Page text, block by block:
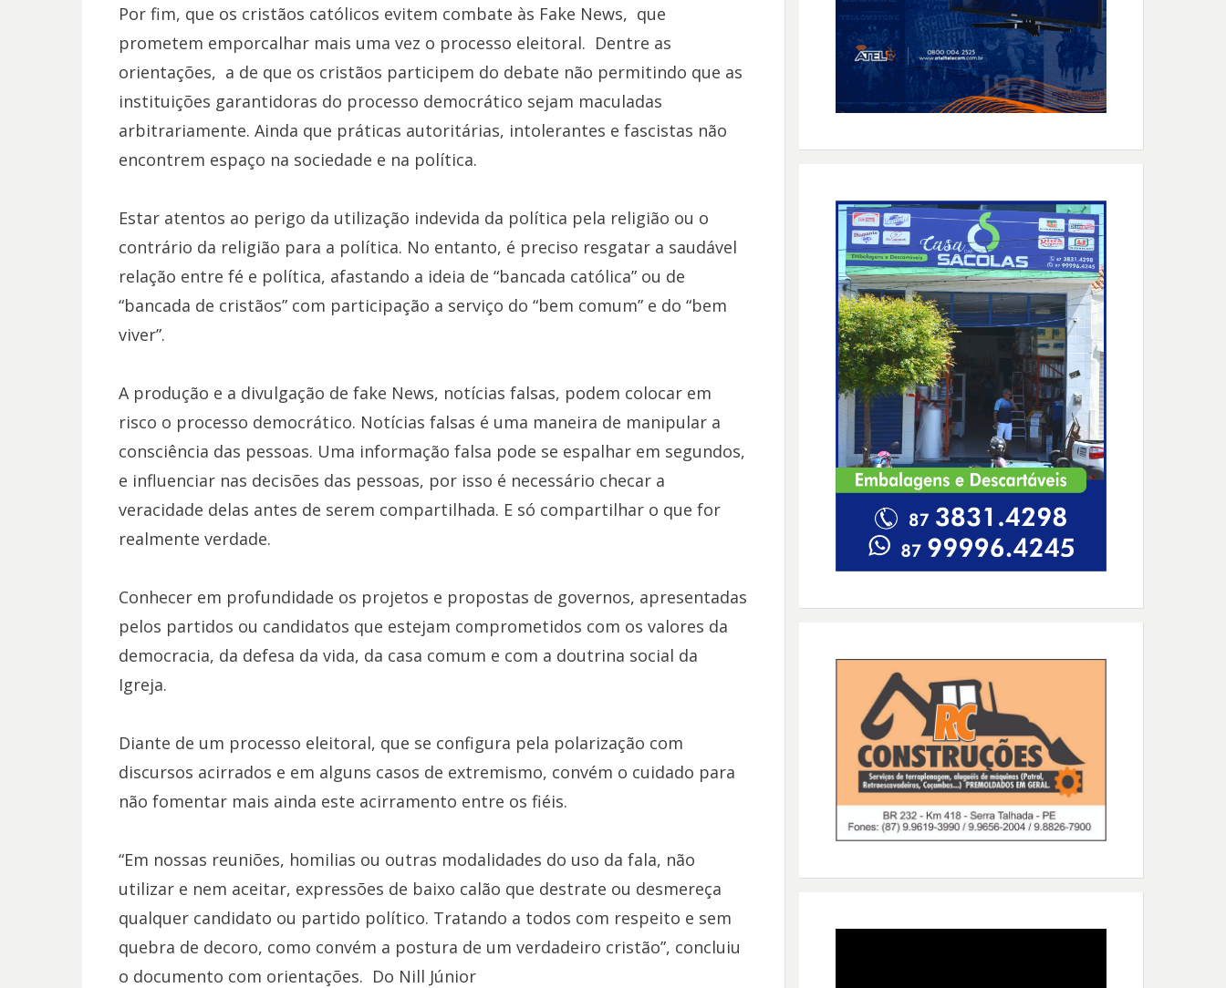
Por fim, que os cristãos católicos evitem combate às Fake News, que
prometem emporcalhar mais uma vez o processo eleitoral. Dentre as
orientações, a de que os cristãos participem do debate não permitindo que as
instituições garantidoras do processo democrático sejam maculadas
arbitrariamente. Ainda que práticas autoritárias, intolerantes e fascistas não
encontrem espaço na sociedade e na política.
Estar atentos ao perigo da utilização indevida da política pela religião ou o
contrário da religião para a política. No entanto, é preciso resgatar a saudável
relação entre fé e política, afastando a ideia de “bancada católica” ou de
“bancada de cristãos” com participação a serviço do “bem comum” e do “bem
viver”.
A produção e a divulgação de fake News, notícias falsas, podem colocar em
risco o processo democrático. Notícias falsas é uma maneira de manipular a
consciência das pessoas. Uma informação falsa pode se espalhar em segundos,
e influenciar nas decisões das pessoas, por isso é necessário checar a
veracidade delas antes de serem compartilhada. E só compartilhar o que for
realmente verdade.
Conhecer em profundidade os projetos e propostas de governos, apresentadas
pelos partidos ou candidatos que estejam comprometidos com os valores da
democracia, da defesa da vida, da casa comum e com a doutrina social da
Igreja.
Diante de um processo eleitoral, que se configura pela polarização com
discursos acirrados e em alguns casos de extremismo, convém o cuidado para
não fomentar mais ainda este acirramento entre os fiéis.
“Em nossas reuniões, homilias ou outras modalidades do uso da fala, não
utilizar e nem aceitar, expressões de baixo calão que destrate ou desmereça
qualquer candidato ou partido político. Tratando a todos com respeito e sem
quebra de decoro, como convém a postura de um verdadeiro cristão”, concluiu
o documento com orientações. Do Nill Júnior